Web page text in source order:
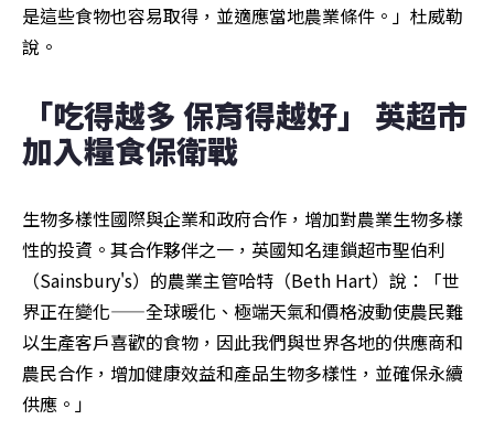
是這些食物也容易取得，並適應當地農業條件。」杜威勒
說。
「吃得越多 保育得越好」 英超市
加入糧食保衛戰
生物多樣性國際與企業和政府合作，增加對農業生物多樣
性的投資。其合作夥伴之一，英國知名連鎖超市聖伯利
（Sainsbury's）的農業主管哈特（Beth Hart）說：「世
界正在變化——全球暖化、極端天氣和價格波動使農民難
以生產客戶喜歡的食物，因此我們與世界各地的供應商和
農民合作，增加健康效益和產品生物多樣性，並確保永續
供應。」